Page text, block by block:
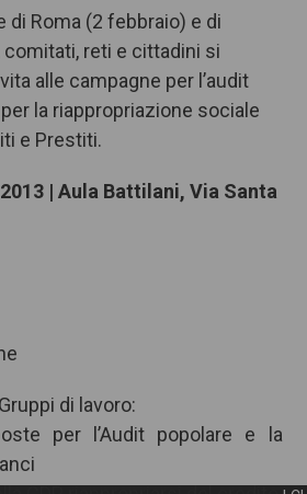
di Roma (2 febbraio) e di
comitati, reti e cittadini si
alle campagne per l’audit
la riappropriazione sociale
e Prestiti.
| Aula Battilani, Via Santa
di lavoro:
per l’Audit popolare e la